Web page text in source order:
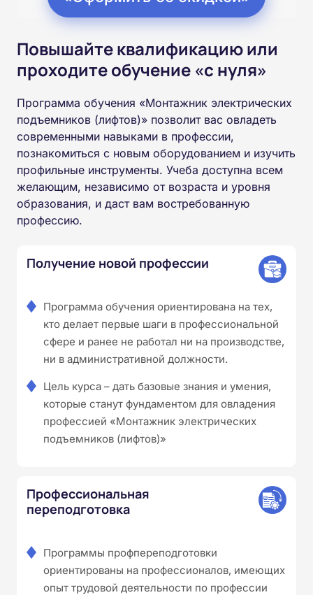
Повышайте квалификацию или
проходите обучение «с нуля»
Программа обучения «Монтажник электрических
подъемников (лифтов)» позволит вас овладеть
современными навыками в профессии,
познакомиться с новым оборудованием и изучить
профильные инструменты. Учеба доступна всем
желающим, независимо от возраста и уровня
образования, и даст вам востребованную
профессию.
Получение новой профессии
Программа обучения ориентирована на тех,
кто делает первые шаги в профессиональной
сфере и ранее не работал ни на производстве,
ни в административной должности.
Цель курса – дать базовые знания и умения,
которые станут фундаментом для овладения
профессией «Монтажник электрических
подъемников (лифтов)»
Профессиональная
переподготовка
Программы профпереподготовки
ориентированы на профессионалов, имеющих
опыт трудовой деятельности по профессии